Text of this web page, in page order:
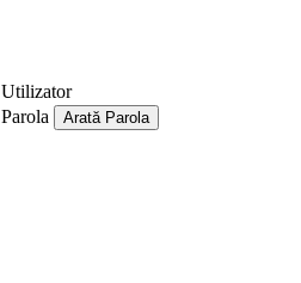
Utilizator
Parola
Arată Parola